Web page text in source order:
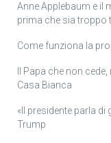
Anne Applebaum e il
prima che sia troppo
Come funziona la
Il Papa che non
Casa Bianca
«Il presidente parla
Trump